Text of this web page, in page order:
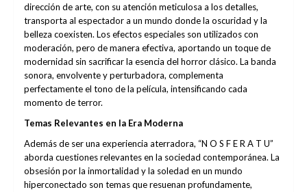
dirección de arte, con su atención meticulosa a los detalles,
transporta al espectador a un mundo donde la oscuridad y la
belleza coexisten. Los efectos especiales son utilizados con
moderación, pero de manera efectiva, aportando un toque de
modernidad sin sacrificar la esencia del horror clásico. La banda
sonora, envolvente y perturbadora, complementa
perfectamente el tono de la película, intensificando cada
momento de terror.
Temas Relevantes en la Era Moderna
Además de ser una experiencia aterradora, “N O S F E R A T U”
aborda cuestiones relevantes en la sociedad contemporánea. La
obsesión por la inmortalidad y la soledad en un mundo
hiperconectado son temas que resuenan profundamente,